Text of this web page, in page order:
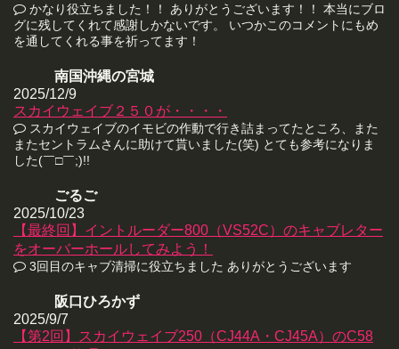
かなり役立ちました！！ ありがとうございます！！ 本当にブロ
グに残してくれて感謝しかないです。 いつかこのコメントにもめ
を通してくれる事を祈ってます！
南国沖縄の宮城
2025/12/9
スカイウェイブ２５０が・・・・
スカイウェイブのイモビの作動で行き詰まってたところ、また
またセントラムさんに助けて貰いました(笑) とても参考になりま
した(￣□￣;)!!
ごるご
2025/10/23
【最終回】イントルーダー800（VS52C）のキャブレター
をオーバーホールしてみよう！
3回目のキャブ清掃に役立ちました ありがとうございます
阪口ひろかず
2025/9/7
【第2回】スカイウェイブ250（CJ44A・CJ45A）のC58